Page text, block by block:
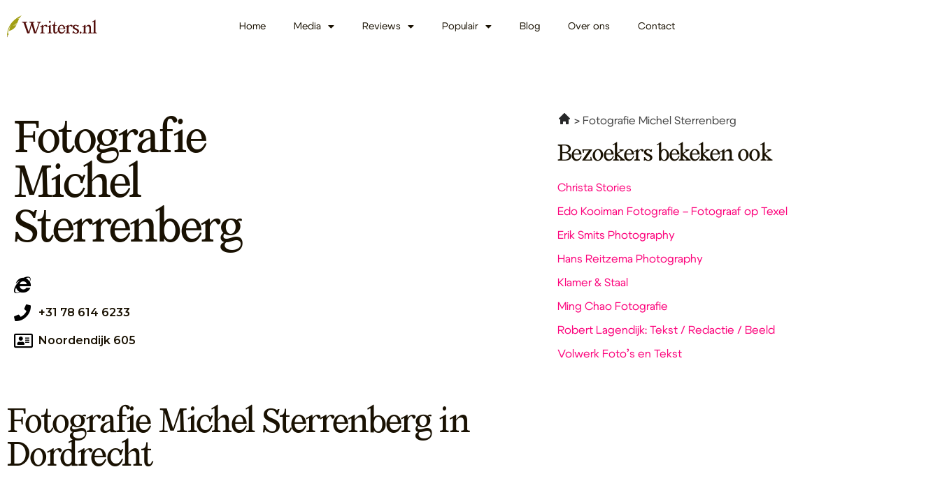
Home Media Reviews Populair Blog Over ons Contact
Fotografie
Michel
Sterrenberg
+31 78 614 6233
Noordendijk 605
Fotografie Michel Sterrenberg in
Dordrecht
Fotografie Michel Sterrenberg
Bezoekers bekeken ook
Christa Stories
Edo Kooiman Fotografie – Fotograaf op Texel
Erik Smits Photography
Hans Reitzema Photography
Klamer & Staal
Ming Chao Fotografie
Robert Lagendijk: Tekst / Redactie / Beeld
Volwerk Foto’s en Tekst